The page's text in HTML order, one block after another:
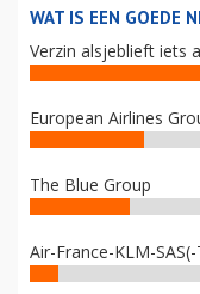
WAT IS EEN GOEDE
Verzin alsjeblieft iets
European Airlines
The Blue Group
Air-France-KLM-